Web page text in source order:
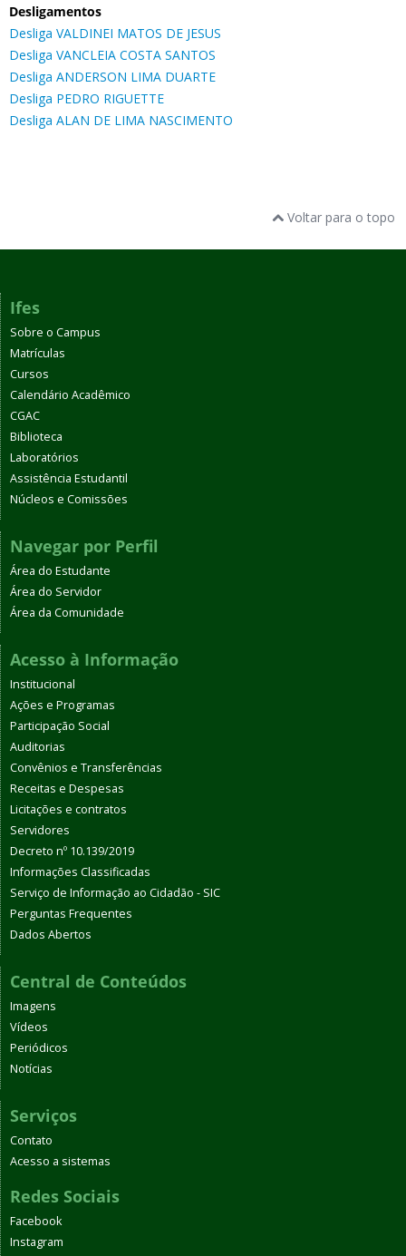
Desligamentos
Desliga VALDINEI MATOS DE JESUS
Desliga VANCLEIA COSTA SANTOS
Desliga ANDERSON LIMA DUARTE
Desliga PEDRO RIGUETTE
Desliga ALAN DE LIMA NASCIMENTO
Voltar para o topo
Ifes
Sobre o Campus
Matrículas
Cursos
Calendário Acadêmico
CGAC
Biblioteca
Laboratórios
Assistência Estudantil
Núcleos e Comissões
Navegar por Perfil
Área do Estudante
Área do Servidor
Área da Comunidade
Acesso à Informação
Institucional
Ações e Programas
Participação Social
Auditorias
Convênios e Transferências
Receitas e Despesas
Licitações e contratos
Servidores
Decreto nº 10.139/2019
Informações Classificadas
Serviço de Informação ao Cidadão - SIC
Perguntas Frequentes
Dados Abertos
Central de Conteúdos
Imagens
Vídeos
Periódicos
Notícias
Serviços
Contato
Acesso a sistemas
Redes Sociais
Facebook
Instagram